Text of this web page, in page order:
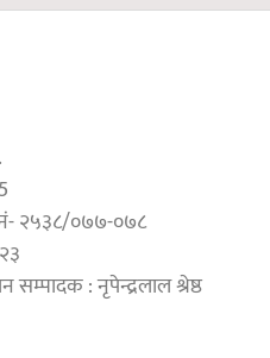
नं- २५३८/०७७-०७८
सम्पादक : नृपेन्द्रलाल श्रेष्ठ